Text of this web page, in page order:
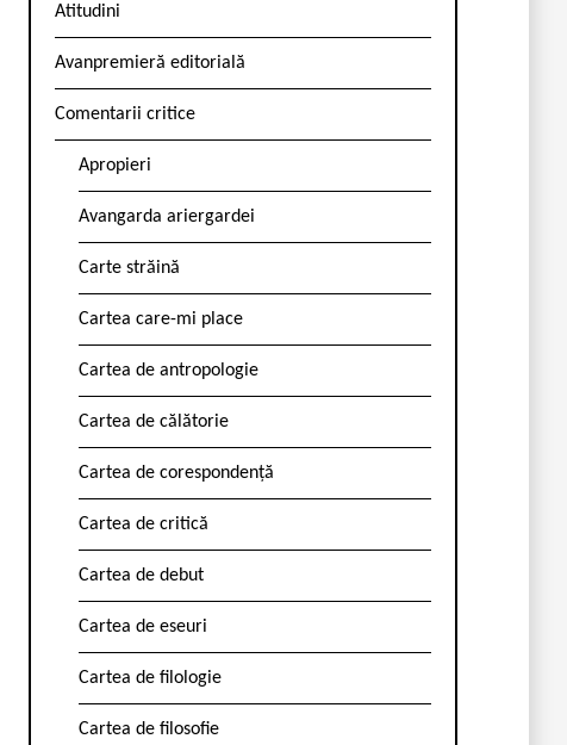
Atitudini
Avanpremieră editorială
Comentarii critice
Apropieri
Avangarda ariergardei
Carte străină
Cartea care-mi place
Cartea de antropologie
Cartea de călătorie
Cartea de corespondență
Cartea de critică
Cartea de debut
Cartea de eseuri
Cartea de filologie
Cartea de filosofie